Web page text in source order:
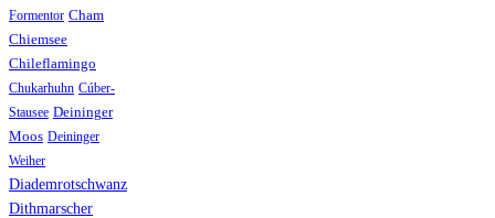
Formentor Cham
Chiemsee
Chileflamingo
Chukarhuhn Cúber-
Stausee Deininger
Moos Deininger
Weiher
Diademrotschwanz
Dithmarscher